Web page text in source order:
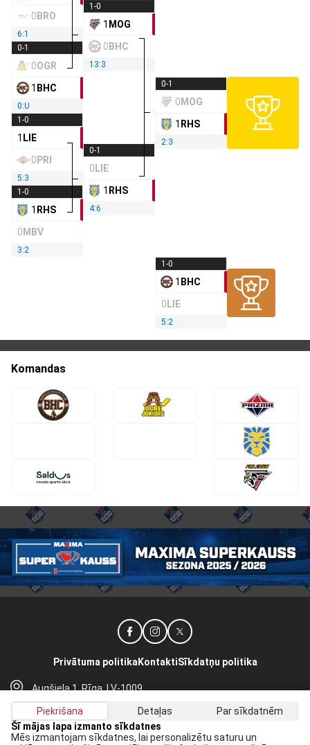
0 BRO
6:1
0-1
0OGR
1 BHC
0:U
1-0
1 LIE
0 PRI
5:3
1-0
1 RHS
0 MBV
3:2
1-0
1 MOG
0 BHC
13:3
0-1
0 LIE
1 RHS
4:6
0-1
0 MOG
1 RHS
2:3
1-0
1 BHC
0 LIE
5:2
Komandas
Augšiela 1, Rīga, LV-1009
lhf@lhf.lv
+371 67565614
Privātuma politika KontaktiSīkdatņu politika
Piekrišana Detaļas
Par sīkdatnēm
Šī mājas lapa izmanto sīkdatnes
Mēs izmantojam sīkdatnes, lai personalizētu saturu un